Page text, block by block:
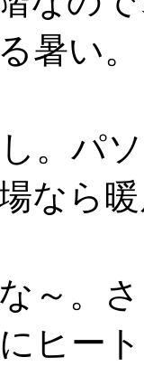
暑い
。パ
なら
～。
ヒー